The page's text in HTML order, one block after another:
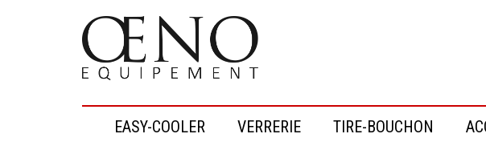
EASY-COOLER VERRERIE TIRE-BOUCHON